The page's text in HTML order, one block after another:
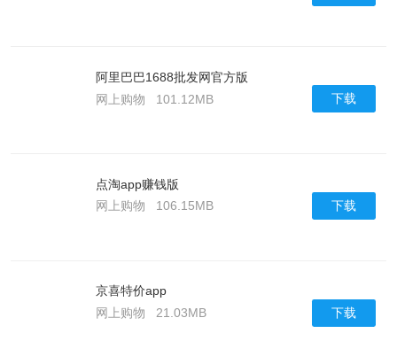
阿里巴巴1688批发网官方版
网上购物
101.12MB 下载
点淘app赚钱版
网上购物
106.15MB 下载
京喜特价app
网上购物
21.03MB 下载